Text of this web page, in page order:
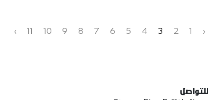
‹
2
3
4
5
6
7
8
9
10
›
للتواصل